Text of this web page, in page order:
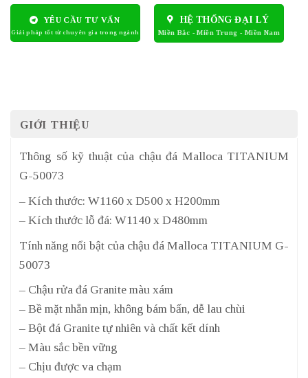
YÊU CẦU TƯ VẤN HỆ THỐNG ĐẠI LÝ
GIỚI THIỆU
Thông số kỹ thuật của chậu đá Malloca TITANIUM
G-50073
– Kích thước: W1160 x D500 x H200mm
– Kích thước lỗ đá: W1140 x D480mm
Tính năng nổi bật của chậu đá Malloca TITANIUM G-
50073
– Chậu rửa đá Granite màu xám
– Bề mặt nhẵn mịn, không bám bẩn, dễ lau chùi
– Bột đá Granite tự nhiên và chất kết dính
– Màu sắc bền vững
– Chịu được va chạm